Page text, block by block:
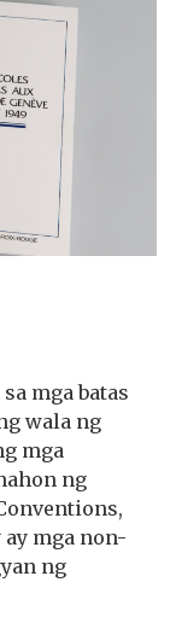
mga batas
wala ng
mga
ng
ay mga non-
ng